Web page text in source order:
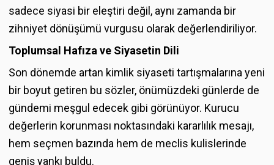
sadece siyasi bir eleştiri değil, aynı zamanda bir
zihniyet dönüşümü vurgusu olarak değerlendiriliyor.
Toplumsal Hafıza ve Siyasetin Dili
Son dönemde artan kimlik siyaseti tartışmalarına yeni
bir boyut getiren bu sözler, önümüzdeki günlerde de
gündemi meşgul edecek gibi görünüyor. Kurucu
değerlerin korunması noktasındaki kararlılık mesajı,
hem seçmen bazında hem de meclis kulislerinde
geniş yankı buldu.